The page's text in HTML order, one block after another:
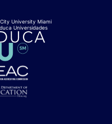
University Miami
Universidades